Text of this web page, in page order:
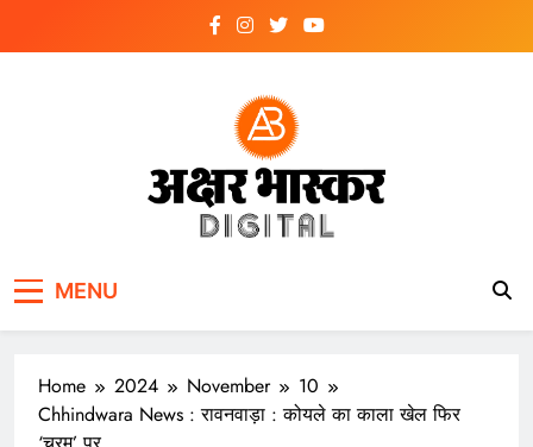
MENU
Home 2024 November
10
Chhindwara News : रावनवाड़ा : कोयले का काला खेल फिर